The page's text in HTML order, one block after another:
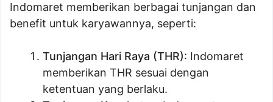
Indomaret memberikan berbagai tunjangan dan
benefit untuk karyawannya, seperti:
Tunjangan Hari Raya (THR): Indomaret
memberikan THR sesuai dengan
ketentuan yang berlaku.